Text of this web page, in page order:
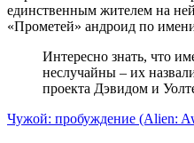
единственным жителем на
«Прометей» андроид по
Интересно знать, что
неслучайны – их
проекта Дэвидом и
Чужой: пробуждение (Alien: